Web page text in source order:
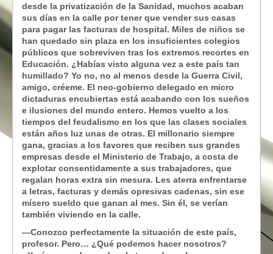
desde la privatización de la Sanidad, muchos acaban
sus días en la calle por tener que vender sus casas
para pagar las facturas de hospital. Miles de niños se
han quedado sin plaza en los insuficientes colegios
públicos que sobreviven tras los extremos recortes en
Educación. ¿Habías visto alguna vez a este país tan
humillado? Yo no, no al menos desde la Guerra Civil,
amigo, créeme. El neo-gobierno delegado en micro
dictaduras encubiertas está acabando con los sueños
e ilusiones del mundo entero. Hemos vuelto a los
tiempos del feudalismo en los que las clases sociales
están años luz unas de otras. El millonario siempre
gana, gracias a los favores que reciben sus grandes
empresas desde el Ministerio de Trabajo, a costa de
explotar consentidamente a sus trabajadores, que
regalan horas extra sin mesura. Les aterra enfrentarse
a letras, facturas y demás opresivas cadenas, sin ese
mísero sueldo que ganan al mes. Sin él, se verían
también viviendo en la calle.
—Conozco perfectamente la situación de este país,
profesor. Pero… ¿Qué podemos hacer nosotros?